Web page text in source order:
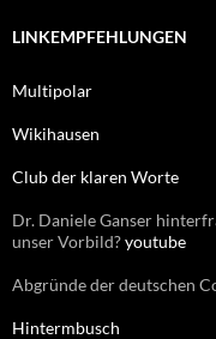
e
a
h
LINKEMPFEHLUNGEN
Multipolar
Wikihausen
Club der klaren Worte
Dr. Daniele Ganser
unser Vorbild?youtube
Abgründe der deutschen
Hintermbusch